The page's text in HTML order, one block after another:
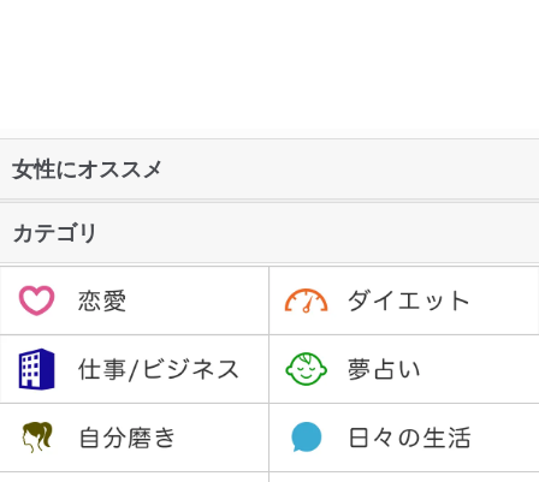
女性にオススメ
カテゴリ